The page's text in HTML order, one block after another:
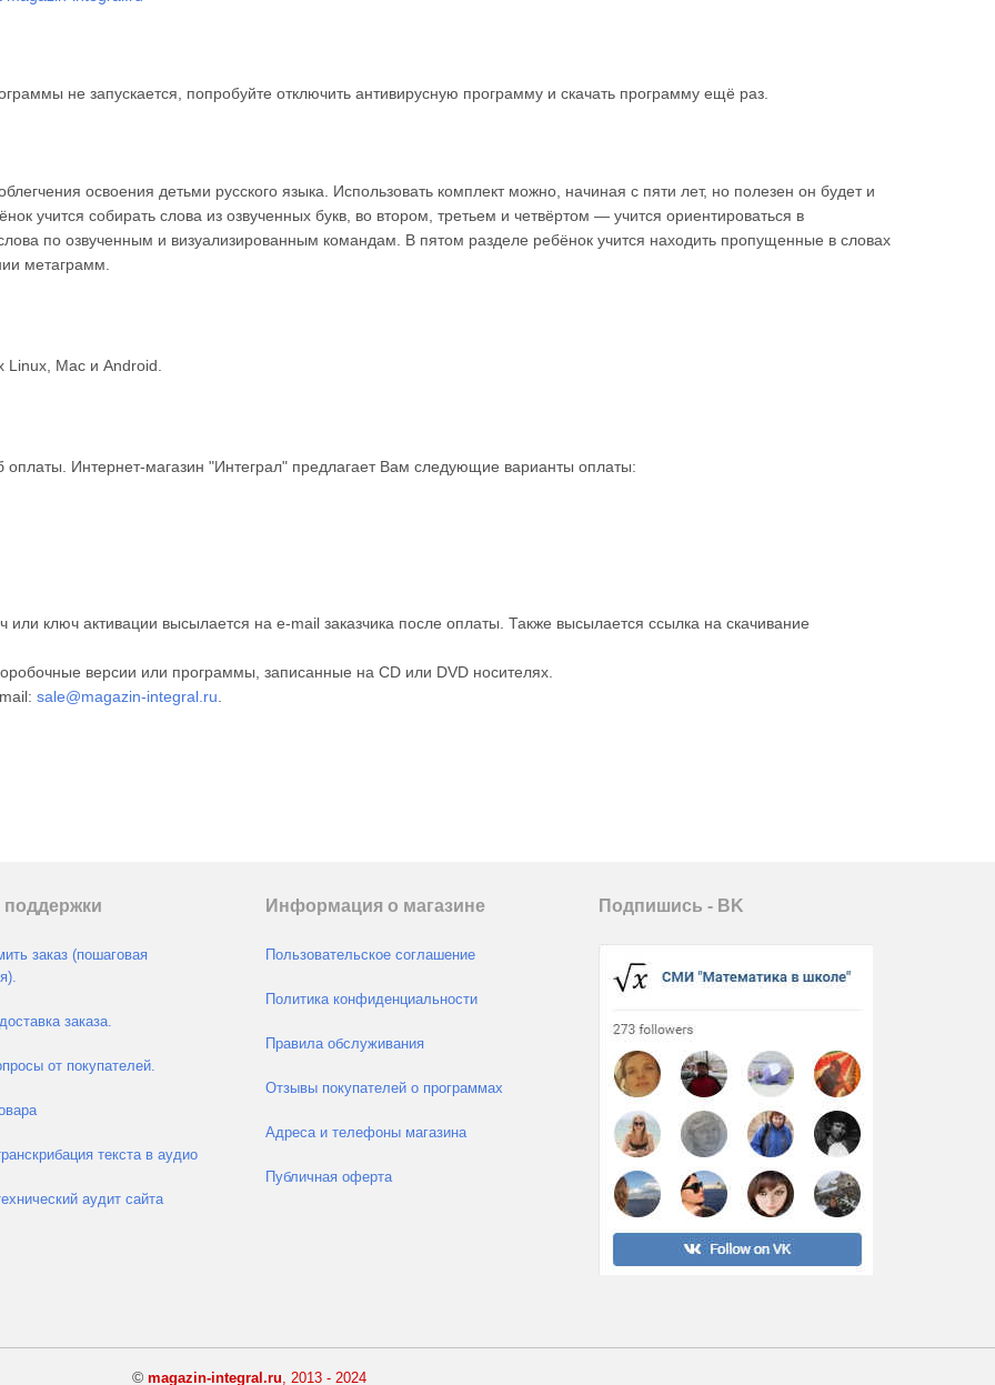
не запускается, попробуйте отключить антивирусную программу и скачать программу ещё раз.
освоения детьми русского языка. Использовать комплект можно, начиная с пяти лет, но полезен он будет и
учится собирать слова из озвученных букв, во втором, третьем и четвёртом — учится ориентироваться в
по озвученным и визуализированным командам. В пятом разделе ребёнок учится находить пропущенные в словах
метаграмм.
Mac и Android.
Интернет-магазин "Интеграл" предлагает Вам следующие варианты оплаты:
ключ активации высылается на e-mail заказчика после оплаты. Также высылается ссылка на скачивание
версии или программы, записанные на CD или DVD носителях.
sale@magazin-integral.ru
заказ (пошаговая
заказа.
от покупателей.
текста в аудио
аудит сайта
Информация о магазине
Пользовательское соглашение
Политика конфиденциальности
Правила обслуживания
Отзывы покупателей о программах
Адреса и телефоны магазина
Публичная оферта
Подпишись - ВK
© magazin-integral.ru, 2013 - 2024